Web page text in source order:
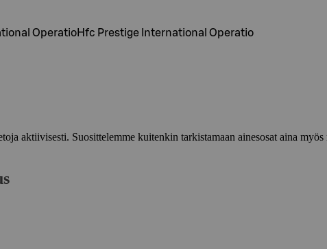
OperatioHfc Prestige International Operatio
aktiivisesti. Suosittelemme kuitenkin tarkistamaan ainesosat aina